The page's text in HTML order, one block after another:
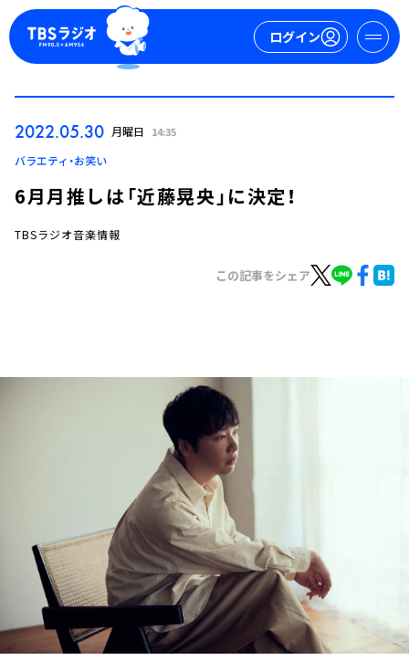
ログイン
ログイン
トピックス
イベント・グッズ
2022.05.30 月曜日 14:35
バラエティ・お笑い
6月月推しは「近藤晃央」に決定！
TBSラジオ音楽情報
この記事をシェア